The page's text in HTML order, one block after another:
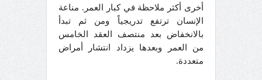
أخرى أكثر ملاحظة في كبار العمر. مناعة
الإنسان ترتفع تدريجياً ومن ثم تبدأ
بالانخفاض بعد منتصف العقد الخامس
من العمر وبعدها يزداد انتشار أمراض
متعددة.